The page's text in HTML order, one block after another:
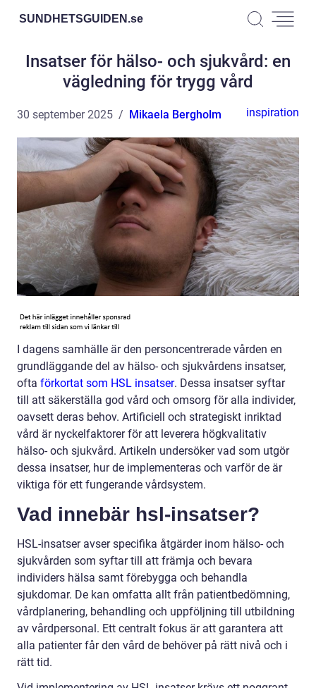
SUNDHETSGUIDEN.se
Insatser för hälso- och sjukvård: en
vägledning för trygg vård
30 september 2025 Mikaela Bergholm inspiration
I dagens samhälle är den personcentrerade vården en
grundläggande del av hälso- och sjukvårdens insatser,
ofta förkortat som HSL insatser. Dessa insatser syftar
till att säkerställa god vård och omsorg för alla individer,
oavsett deras behov. Artificiell och strategiskt inriktad
vård är nyckelfaktorer för att leverera högkvalitativ
hälso- och sjukvård. Artikeln undersöker vad som utgör
dessa insatser, hur de implementeras och varför de är
viktiga för ett fungerande vårdsystem.
Vad innebär hsl-insatser?
HSL-insatser avser specifika åtgärder inom hälso- och
sjukvården som syftar till att främja och bevara
individers hälsa samt förebygga och behandla
sjukdomar. De kan omfatta allt från patientbedömning,
vårdplanering, behandling och uppföljning till utbildning
av vårdpersonal. Ett centralt fokus är att garantera att
alla patienter får den vård de behöver på rätt nivå och i
rätt tid.